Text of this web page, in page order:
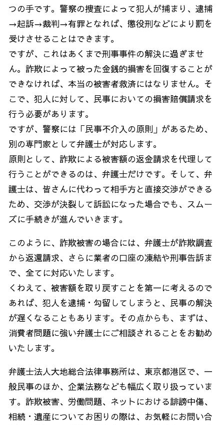
つの手です。警察の捜査によって犯人が捕まり、逮捕
→起訴→裁判→有罪となれば、懲役刑などにより罰を
受けさせることはできます。
ですが、これはあくまで刑事事件の解決に過ぎませ
ん。詐欺によって被った金銭的損害を回復することが
できなければ、本当の被害者救済にはなりません。そ
こで、犯人に対して、民事においての損害賠償請求を
行う必要があります。
ですが、警察には「民事不介入の原則」があるため、
別の専門家として弁護士が対応します。
原則として、詐欺による被害額の返金請求を代理して
行うことができるのは、弁護士だけです。そして、弁
護士は、皆さんに代わって相手方と直接交渉ができる
ため、交渉が決裂して訴訟になった場合でも、スムー
ズに手続きが進んでいきます。
このように、詐欺被害の場合には、弁護士が詐欺調査
から返還請求、さらに業者の口座の凍結や刑事告訴ま
で、全てに対応いたします。
くわえて、被害額を取り戻すことを第一に考えるので
あれば、犯人を逮捕・勾留してしまうと、民事の解決
が遅くなることもあります。その点からも、まずは、
消費者問題に強い弁護士にご相談されることをお勧め
いたします。
弁護士法人大地総合法律事務所は、東京都港区で、一
般民事のほか、企業法務なども幅広く取り扱っていま
す。詐欺被害、労働問題、ネットにおける誹謗中傷、
相続・遺産についてお困りの際は、お気軽にお問い合